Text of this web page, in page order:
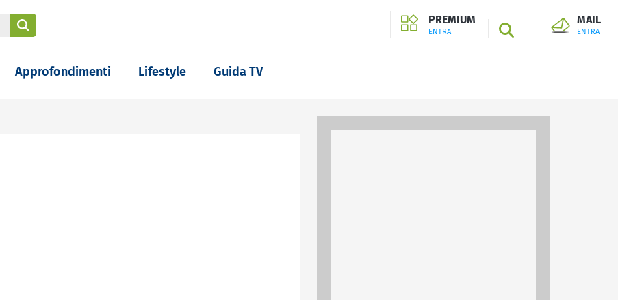
PREMIUM
ENTRA SEARCH
MAIL
ENTRA
Approfondimenti Lifestyle Guida TV